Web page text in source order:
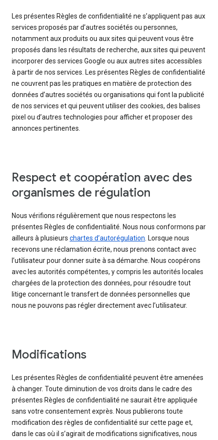
Les présentes Règles de confidentialité ne s’appliquent pas aux
services proposés par d’autres sociétés ou personnes,
notamment aux produits ou aux sites qui peuvent vous être
proposés dans les résultats de recherche, aux sites qui peuvent
incorporer des services Google ou aux autres sites accessibles
à partir de nos services. Les présentes Règles de confidentialité
ne couvrent pas les pratiques en matière de protection des
données d’autres sociétés ou organisations qui font la publicité
de nos services et qui peuvent utiliser des cookies, des balises
pixel ou d’autres technologies pour afficher et proposer des
annonces pertinentes.
Respect et coopération avec des
organismes de régulation
Nous vérifions régulièrement que nous respectons les
présentes Règles de confidentialité. Nous nous conformons par
ailleurs à plusieurs chartes d’autorégulation. Lorsque nous
recevons une réclamation écrite, nous prenons contact avec
l’utilisateur pour donner suite à sa démarche. Nous coopérons
avec les autorités compétentes, y compris les autorités locales
chargées de la protection des données, pour résoudre tout
litige concernant le transfert de données personnelles que
nous ne pouvons pas régler directement avec l’utilisateur.
Modifications
Les présentes Règles de confidentialité peuvent être amenées
à changer. Toute diminution de vos droits dans le cadre des
présentes Règles de confidentialité ne saurait être appliquée
sans votre consentement exprès. Nous publierons toute
modification des règles de confidentialité sur cette page et,
dans le cas où il s’agirait de modifications significatives, nous